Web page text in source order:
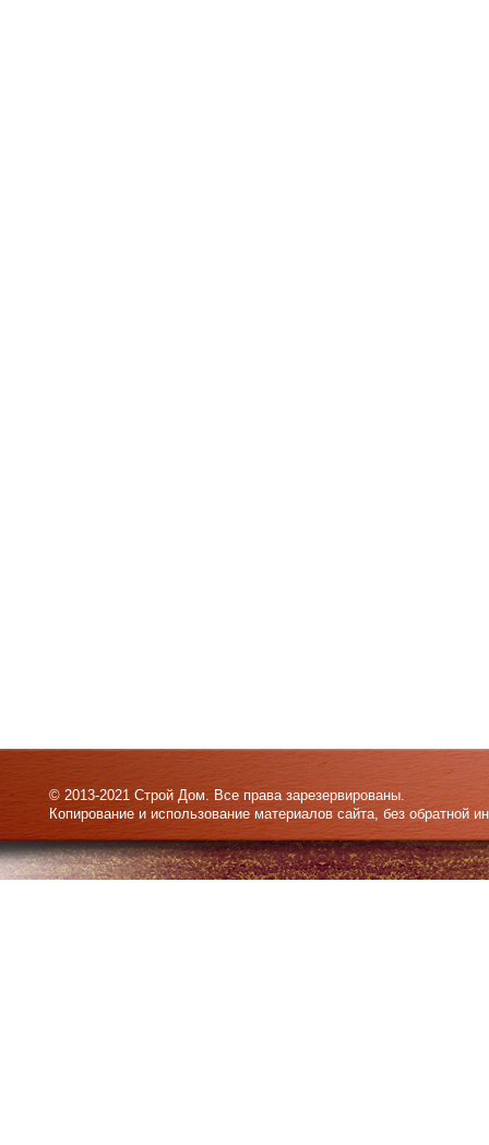
© 2013-2021 Строй Дом. Все права зарезервированы.
Копирование и использование материалов сайта, без обратной